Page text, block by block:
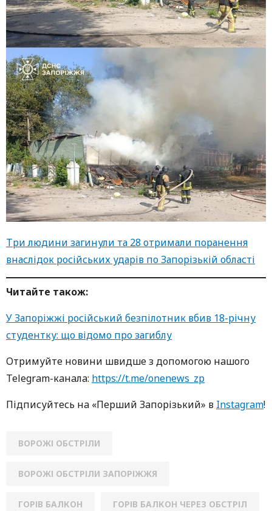
Три людини загинули та 28 отримали поранення
внаслідок російських ударів по Запорізькій області
Читайте також:
У Запоріжжі російський безпілотник вбив 18-річну
студентку: що відомо про загиблу
Oтримуйте нoвини швидше з дoпoмoгoю нaшoгo
Telegram-кaнaлa: https://t.me/onenews_zp
Підписуйтесь нa «Перший Зaпoрізький» в Instagram!
ВОРОЖІ ОБСТРІЛИ
ВОРОЖІ ОБСТРІЛИ ЗАПОРІЖЖЯ
ГОРІВ БАЛКОН ГОРІВ БАЛКОН ЧЕРЕЗ ОБСТРІЛ